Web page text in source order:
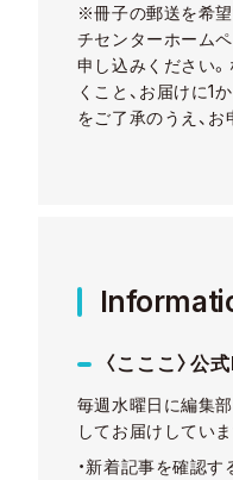
※冊子の郵送を希望
チセンターホーム
申し込みください。
くこと、お届けに1
をご了承のうえ、お
〈こここ〉公
毎週水曜日に編集
してお届けしていま
・新着記事を確認す